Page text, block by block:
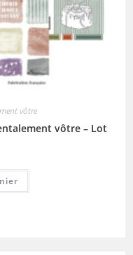
vôtre
vôtre – Lot